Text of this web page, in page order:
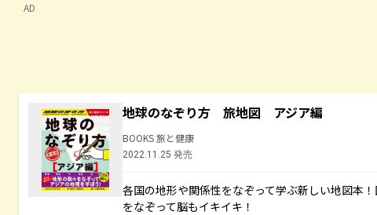
AD
地球のなぞり方 旅地図 アジア編
BOOKS 旅と健康
2022.11.25 発売
各国の地形や関係性をなぞって学ぶ新しい地図本
をなぞって脳もイキイキ！